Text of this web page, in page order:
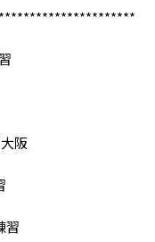
阪
習